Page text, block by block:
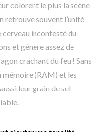
colorent le plus la scène
retrouve souvent l’unité
incontesté du
et génère assez de
crachant du feu ! Sans
mémoire (RAM) et les
leur grain de sel